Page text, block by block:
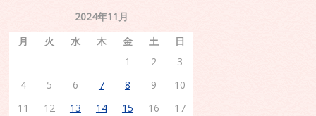
2024年11月
月
火 水 木 金 土 日
1 2
3
4
5 6 7 8 9
10
11
12 13 14 15 16
17